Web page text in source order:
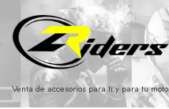
contenido
Venta de accesorios para ti y para tu moto